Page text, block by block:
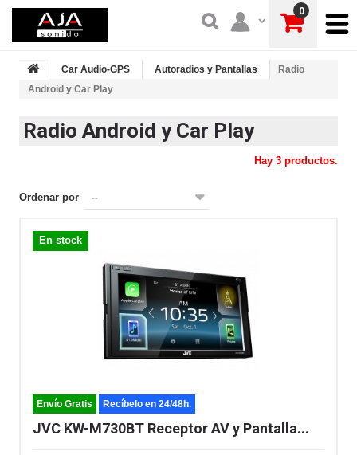
0
Car Audio-GPS Autoradios y Pantallas
Radio
Android y Car Play
Radio Android y Car Play
Hay 3 productos.
Ordenar por --
En stock
Envío Gratis Recíbelo en 24/48h.
JVC KW-M730BT Receptor AV y Pantalla...